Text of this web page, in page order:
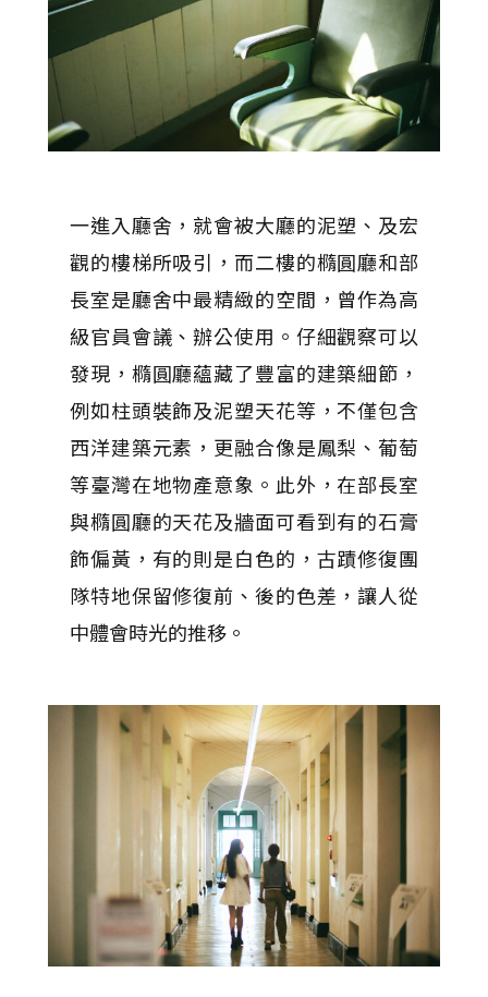
一進入廳舍，就會被大廳的泥塑、及宏
觀的樓梯所吸引，而二樓的橢圓廳和部
長室是廳舍中最精緻的空間，曾作為高
級官員會議、辦公使用。仔細觀察可以
發現，橢圓廳蘊藏了豐富的建築細節，
例如柱頭裝飾及泥塑天花等，不僅包含
西洋建築元素，更融合像是鳳梨、葡萄
等臺灣在地物產意象。此外，在部長室
與橢圓廳的天花及牆面可看到有的石膏
飾偏黃，有的則是白色的，古蹟修復團
隊特地保留修復前、後的色差，讓人從
中體會時光的推移。